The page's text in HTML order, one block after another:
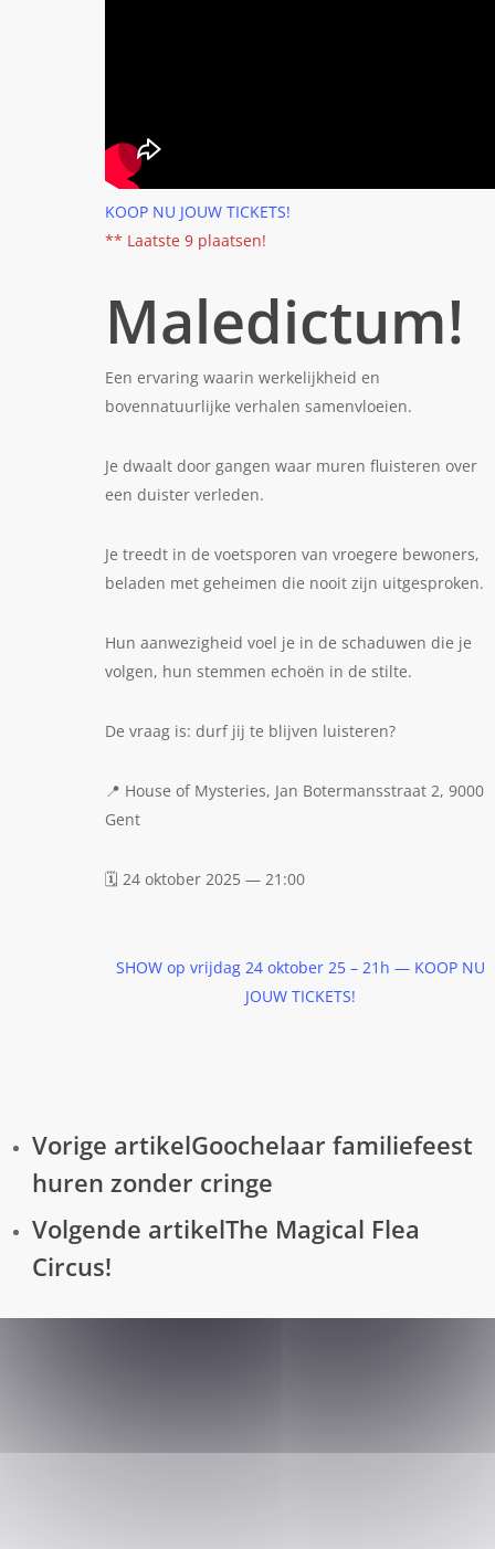
KOOP NU JOUW TICKETS!
** Laatste 9 plaatsen!
Maledictum!
Een ervaring waarin werkelijkheid en
bovennatuurlijke verhalen samenvloeien.
Je dwaalt door gangen waar muren fluisteren over
een duister verleden.
Je treedt in de voetsporen van vroegere bewoners,
beladen met geheimen die nooit zijn uitgesproken.
Hun aanwezigheid voel je in de schaduwen die je
volgen, hun stemmen echoën in de stilte.
De vraag is: durf jij te blijven luisteren?
📍 House of Mysteries, Jan Botermansstraat 2, 9000
Gent
🗓 24 oktober 2025 — 21:00
SHOW op vrijdag 24 oktober 25 – 21h — KOOP NU
JOUW TICKETS!
Vorige artikelGoochelaar familiefeest
huren zonder cringe
Volgende artikelThe Magical Flea
Circus!